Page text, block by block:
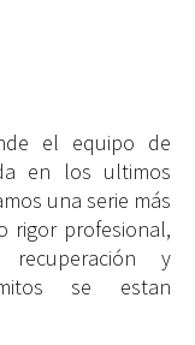
el equipo de
en los ultimos
una serie más
rigor profesional,
y
se estan